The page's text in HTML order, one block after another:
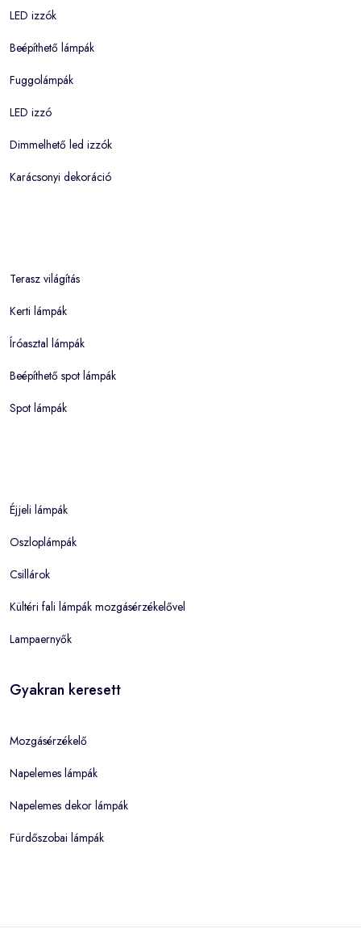
LED izzók
Beépíthető lámpák
Fuggolámpák
LED izzó
Dimmelhető led izzók
Karácsonyi dekoráció
Terasz világítás
Kerti lámpák
Íróasztal lámpák
Beépíthető spot lámpák
Spot lámpák
Éjjeli lámpák
Oszloplámpák
Csillárok
Kültéri fali lámpák mozgásérzékelővel
Lampaernyők
Gyakran keresett
Mozgásérzékelő
Napelemes lámpák
Napelemes dekor lámpák
Fürdőszobai lámpák